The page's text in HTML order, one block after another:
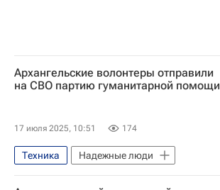
Архангельские волонтеры отправили
на СВО партию гуманитарной помощи
17 июля 2025, 10:51 174
Техника
Надежные люди
Архангельская область